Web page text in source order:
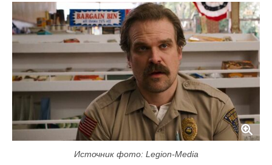
Источник фото: Legion-Media